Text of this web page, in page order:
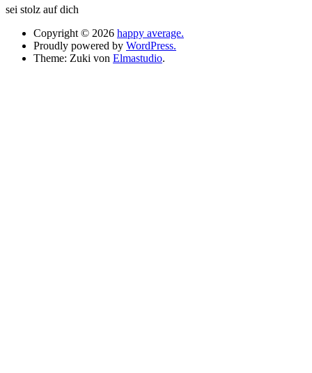
sei stolz auf dich
Copyright © 2026 happy average.
Proudly powered by WordPress.
Theme: Zuki von Elmastudio.